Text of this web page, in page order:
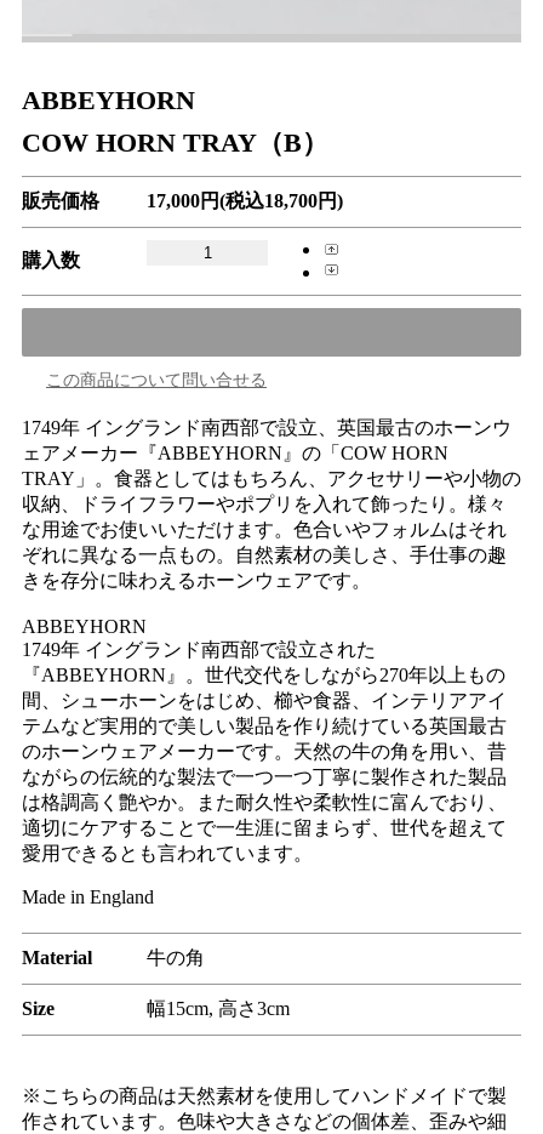
ABBEYHORN
COW HORN TRAY（B）
販売価格 17,000円(税込18,700円)
購入数
この商品について問い合せる
1749年 イングランド南西部で設立、英国最古のホーンウ
ェアメーカー『ABBEYHORN』の「COW HORN
TRAY」。食器としてはもちろん、アクセサリーや小物の
収納、ドライフラワーやポプリを入れて飾ったり。様々
な用途でお使いいただけます。色合いやフォルムはそれ
ぞれに異なる一点もの。自然素材の美しさ、手仕事の趣
きを存分に味わえるホーンウェアです。
ABBEYHORN
1749年 イングランド南西部で設立された
『ABBEYHORN』。世代交代をしながら270年以上もの
間、シューホーンをはじめ、櫛や食器、インテリアアイ
テムなど実用的で美しい製品を作り続けている英国最古
のホーンウェアメーカーです。天然の牛の角を用い、昔
ながらの伝統的な製法で一つ一つ丁寧に製作された製品
は格調高く艶やか。また耐久性や柔軟性に富んでおり、
適切にケアすることで一生涯に留まらず、世代を超えて
愛用できるとも言われています。
Made in England
Material 牛の角
Size 幅15cm, 高さ3cm
※こちらの商品は天然素材を使用してハンドメイドで製
作されています。色味や大きさなどの個体差、歪みや細